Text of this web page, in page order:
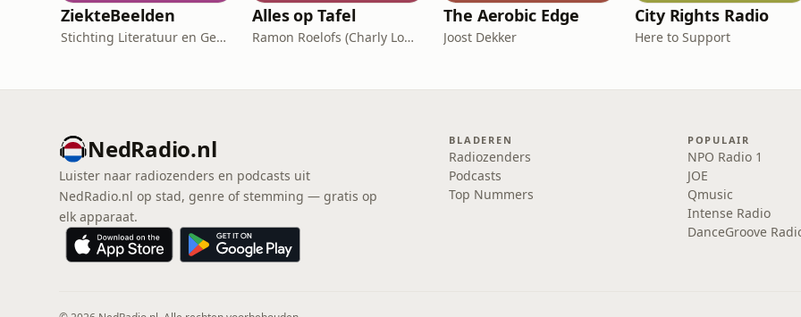
ZiekteBeelden
Stichting Literatuur en Geneeskunde
Alles op Tafel
Ramon Roelofs (Charly Lownoise)
The Aerobic Edge
Joost Dekker
City Rights Radio
Here to Support
NedRadio.nl
Luister naar radiozenders en podcasts uit
NedRadio.nl op stad, genre of stemming — gratis op
elk apparaat.
BLADEREN
Radiozenders
Podcasts
Top Nummers
POPULAIR
NPO Radio 1
JOE
Qmusic
Intense Radio
DanceGroove